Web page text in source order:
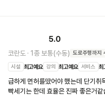
5.0
코란도 · 1종 보통(수동) 도로주행까지
시설 최고예요 강의 최고예요 서비스 최
급하게 면허를땄어야 했는데 단기
빡세기는 한데 효율은 진짜 좋은거